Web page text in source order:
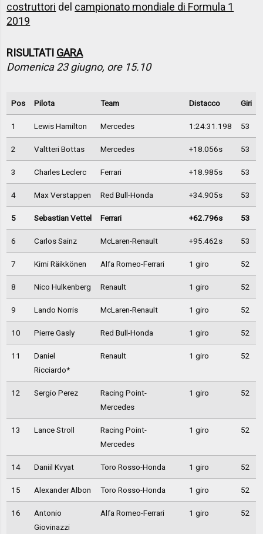
costruttori del campionato mondiale di Formula 1
2019
RISULTATI GARA
Domenica 23 giugno, ore 15.10
Pos Pilota Team Distacco Giri
1 Lewis Hamilton Mercedes 1:24:31.198 53
2 Valtteri Bottas Mercedes +18.056s 53
3 Charles Leclerc Ferrari +18.985s 53
4 Max Verstappen Red Bull-Honda +34.905s 53
5 Sebastian Vettel Ferrari +62.796s 53
6 Carlos Sainz McLaren-Renault +95.462s 53
7 Kimi Räikkönen Alfa Romeo-Ferrari 1 giro 52
8 Nico Hulkenberg Renault 1 giro 52
9 Lando Norris McLaren-Renault 1 giro 52
10 Pierre Gasly Red Bull-Honda 1 giro 52
11
Daniel
Ricciardo*
Renault 1 giro 52
12 Sergio Perez
Racing Point-
Mercedes
1 giro 52
13 Lance Stroll
Racing Point-
Mercedes
1 giro 52
14 Daniil Kvyat Toro Rosso-Honda 1 giro 52
15 Alexander Albon Toro Rosso-Honda 1 giro 52
16
Antonio
Giovinazzi
Alfa Romeo-Ferrari 1 giro 52